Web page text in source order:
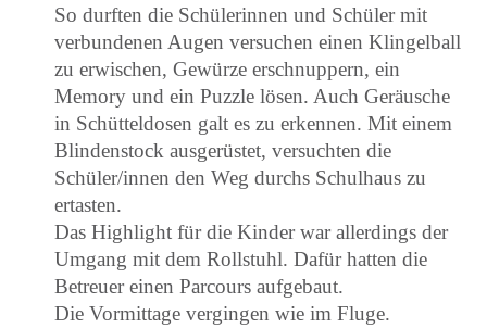
So durften die Schülerinnen und Schüler mit
verbundenen Augen versuchen einen Klingelball
zu erwischen, Gewürze erschnuppern, ein
Memory und ein Puzzle lösen. Auch Geräusche
in Schütteldosen galt es zu erkennen. Mit einem
Blindenstock ausgerüstet, versuchten die
Schüler/innen den Weg durchs Schulhaus zu
ertasten.
Das Highlight für die Kinder war allerdings der
Umgang mit dem Rollstuhl. Dafür hatten die
Betreuer einen Parcours aufgebaut.
Die Vormittage vergingen wie im Fluge.